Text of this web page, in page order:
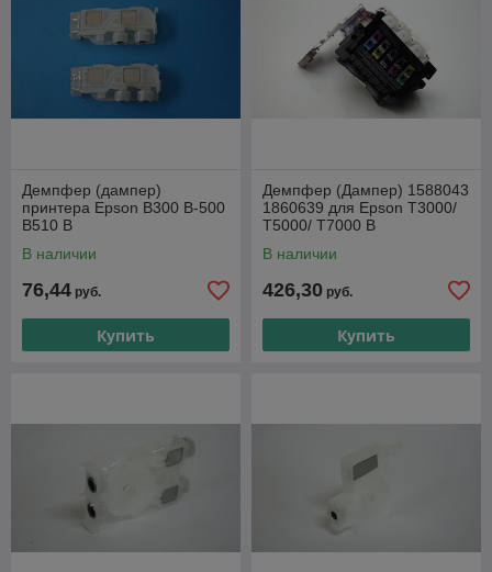
Демпфер (дампер)
принтера Epson B300 B-500
B510 В
В наличии
76,44 руб.
Купить
Демпфер (Дампер) 1588043
1860639 для Epson T3000/
T5000/ T7000 В
В наличии
426,30 руб.
Купить